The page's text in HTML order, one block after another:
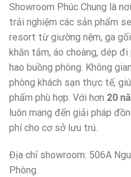
Showroom Phúc Chung là
trải nghiệm các sản phẩm
resort từ giường nệm, ga
khăn tắm, áo choàng, dép
hao buồng phòng. Không
phòng khách sạn thực tế,
phẩm phù hợp. Với hơn 20
luôn mang đến giải pháp
phí cho cơ sở lưu trú.
Địa chỉ showroom: 506A
Phòng.